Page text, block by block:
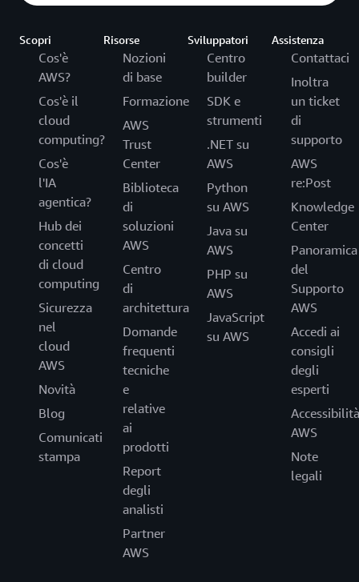
Scopri
Cos'è
AWS?
Cos'è il
cloud
computing?
Cos'è
l'IA
agentica?
Hub dei
concetti
di cloud
computing
Sicurezza
nel
cloud
AWS
Novità
Blog
Comunicati
stampa
Risorse
Nozioni
di base
Formazione
AWS
Trust
Center
Biblioteca
di
soluzioni
AWS
Centro
di
architettura
Domande
frequenti
tecniche
e
relative
ai
prodotti
Report
degli
analisti
Partner
AWS
Sviluppatori
Centro
builder
SDK e
strumenti
.NET su
AWS
Python
su AWS
Java su
AWS
PHP su
AWS
JavaScript
su AWS
Assistenza
Contattaci
Inoltra
un ticket
di
supporto
AWS
re:Post
Knowledge
Center
Panoramica
del
Supporto
AWS
Accedi ai
consigli
degli
esperti
Accessibilità
AWS
Note
legali